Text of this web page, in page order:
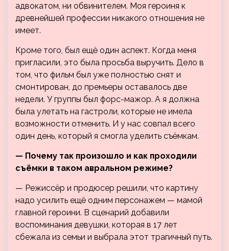
адвокатом, ни обвинителем. Моя героиня к
древнейшей профессии никакого отношения не
имеет.
Кроме того, был ещё один аспект. Когда меня
пригласили, это была просьба выручить. Дело в
том, что фильм был уже полностью снят и
смонтирован, до премьеры оставалось две
недели. У группы был форс-мажор. А я должна
была улетать на гастроли, которые не имела
возможности отменить. И у нас совпал всего
один день, который я смогла уделить съёмкам.
— Почему так произошло и как проходили
съёмки в таком авральном режиме?
— Режиссёр и продюсер решили, что картину
надо усилить ещё одним персонажем — мамой
главной героини. В сценарий добавили
воспоминания девушки, которая в 17 лет
сбежала из семьи и выбрала этот трагичный путь.